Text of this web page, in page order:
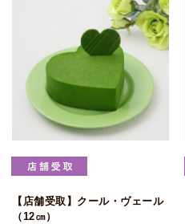
【店舗受取】クール・ヴェール
（12㎝）